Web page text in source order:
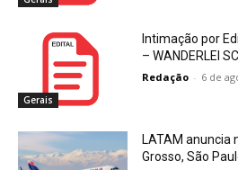
Gerais
Intimação por
– WANDERLEI
Redação - 6 de
LATAM anuncia
Grosso, São